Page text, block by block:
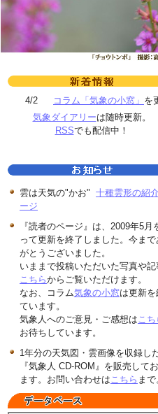
4/2 コラム「気象の小窓」 を
気象ダイアリーは随時更新。
RSSでも配信中！
雲は天気の"かお" 十種雲形の紹
ージ
『読者のページ』は、2009年5月
って更新を終了しました。今まで
がとうございました。
いままで投稿いただいた写真や記
こちらからご覧いただけます。
なお、コラム気象の小窓は更新を
ています。
気象人へのご意見・ご感想はこち
お待ちしています。
1年分の天気図・雲画像を収録し
『気象人 CD-ROM』を販売して
ます。お問い合わせはこちら まで